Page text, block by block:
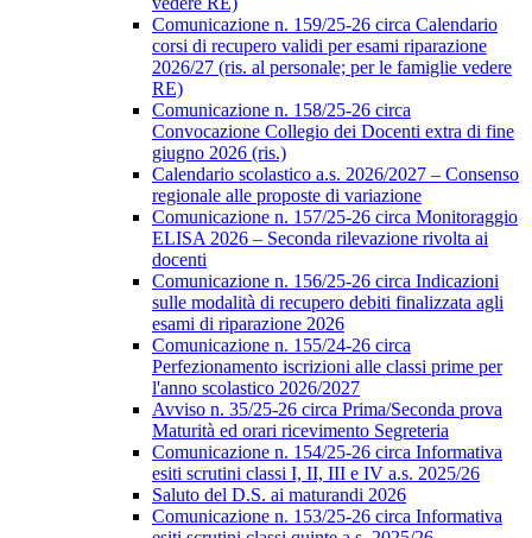
Comunicazione n. 159/25-26 circa Calendario
corsi di recupero validi per esami riparazione
2026/27 (ris. al personale; per le famiglie vedere
RE)
Comunicazione n. 158/25-26 circa
Convocazione Collegio dei Docenti extra di fine
giugno 2026 (ris.)
Calendario scolastico a.s. 2026/2027 – Consenso
regionale alle proposte di variazione
Comunicazione n. 157/25-26 circa Monitoraggio
ELISA 2026 – Seconda rilevazione rivolta ai
docenti
Comunicazione n. 156/25-26 circa Indicazioni
sulle modalità di recupero debiti finalizzata agli
esami di riparazione 2026
Comunicazione n. 155/24-26 circa
Perfezionamento iscrizioni alle classi prime per
l'anno scolastico 2026/2027
Avviso n. 35/25-26 circa Prima/Seconda prova
Maturità ed orari ricevimento Segreteria
Comunicazione n. 154/25-26 circa Informativa
esiti scrutini classi I, II, III e IV a.s. 2025/26
Saluto del D.S. ai maturandi 2026
Comunicazione n. 153/25-26 circa Informativa